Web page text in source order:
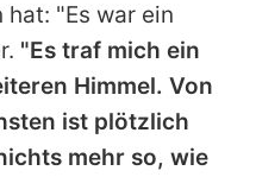
Richtlinien
"Es war ein
"Es traf mich ein
Himmel. Von
ist plötzlich
mehr so, wie